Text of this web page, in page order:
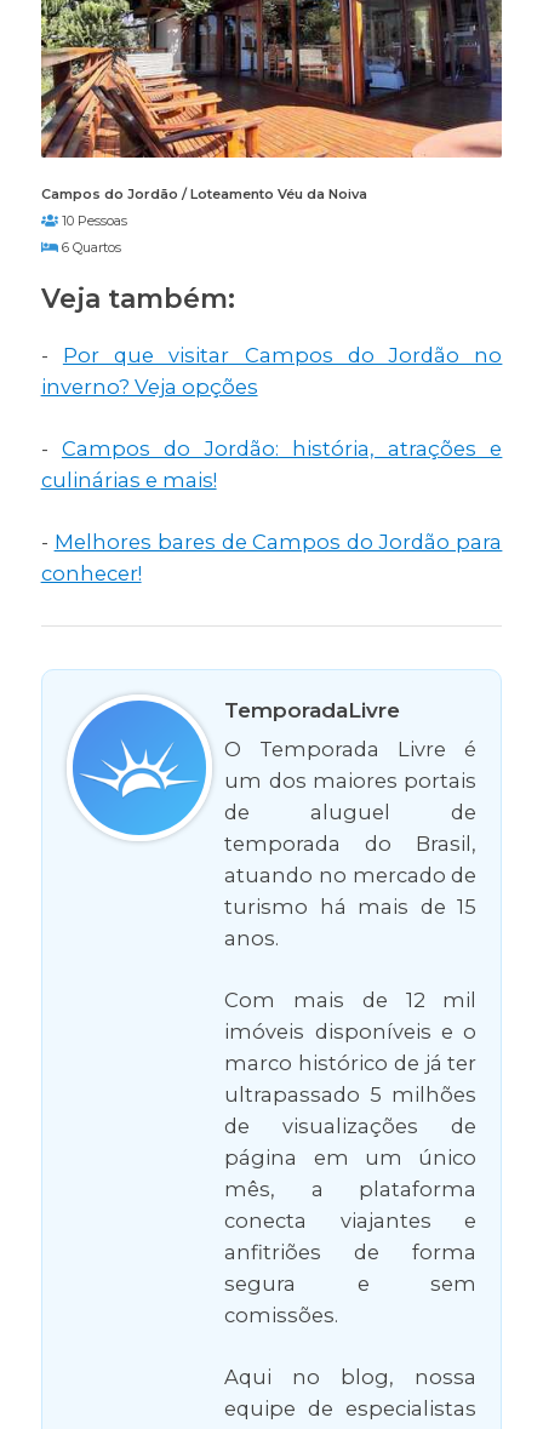
Campos do Jordão / Loteamento Véu da Noiva
10 Pessoas
6 Quartos
Veja também:
- Por que visitar Campos do Jordão no
inverno? Veja opções
- Campos do Jordão: história, atrações e
culinárias e mais!
- Melhores bares de Campos do Jordão para
conhecer!
TemporadaLivre
O Temporada Livre é
um dos maiores portais
de aluguel de
temporada do Brasil,
atuando no mercado de
turismo há mais de 15
anos.
Com mais de 12 mil
imóveis disponíveis e o
marco histórico de já ter
ultrapassado 5 milhões
de visualizações de
página em um único
mês, a plataforma
conecta viajantes e
anfitriões de forma
segura e sem
comissões.
Aqui no blog, nossa
equipe de especialistas